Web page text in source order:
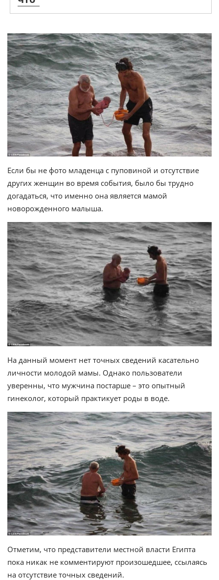
Если бы не фото младенца с пуповиной и отсутствие
других женщин во время события, было бы трудно
догадаться, что именно она является мамой
новорожденного малыша.
На данный момент нет точных сведений касательно
личности молодой мамы. Однако пользователи
уверенны, что мужчина постарше – это опытный
гинеколог, который практикует роды в воде.
Отметим, что представители местной власти Египта
пока никак не комментируют произошедшее, ссылаясь
на отсутствие точных сведений.